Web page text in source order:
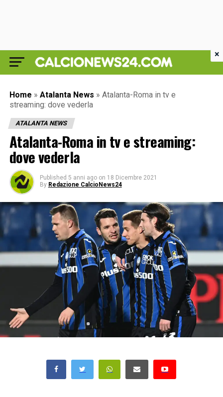
Home » Atalanta News » Atalanta-Roma in tv e
streaming: dove vederla
ATALANTA NEWS
Atalanta-Roma in tv e streaming:
dove vederla
Published 5 anni ago on 18 Dicembre 2021
By Redazione CalcioNews24
×